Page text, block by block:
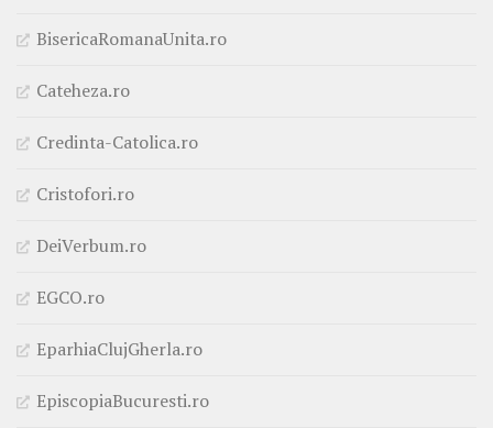
BisericaRomanaUnita.ro
Cateheza.ro
Credinta-Catolica.ro
Cristofori.ro
DeiVerbum.ro
EGCO.ro
EparhiaClujGherla.ro
EpiscopiaBucuresti.ro